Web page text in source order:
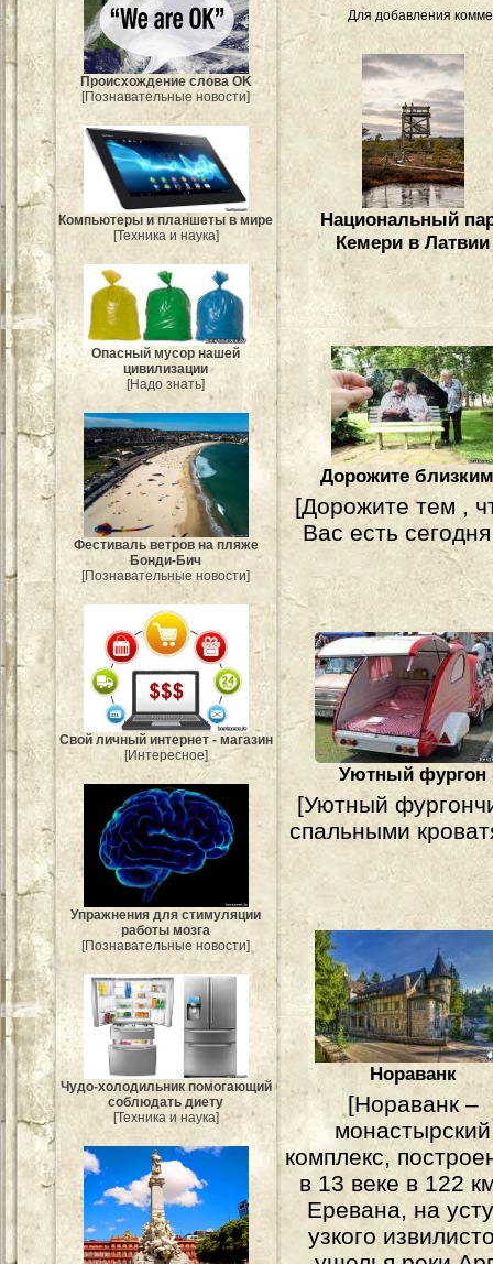
Происхождение слова OK
[Познавательные новости]
Компьютеры и планшеты в мире
[Техника и наука]
Опасный мусор нашей
цивилизации
[Надо знать]
Фестиваль ветров на пляже
Бонди-Бич
[Познавательные новости]
Свой личный интернет - магазин
[Интересное]
Упражнения для стимуляции
работы мозга
[Познавательные новости]
Чудо-холодильник помогающий
соблюдать диету
[Техника и наука]
Для добавления
Национальный
Кемери в Латвии
Дорожите
[Дорожите тем ,
Вас есть
Уютный фургон
[Уютный
спальными
Нораванк
[Нораванк –
монастырский
комплекс,
в 13 веке в 122
Еревана, на
узкого